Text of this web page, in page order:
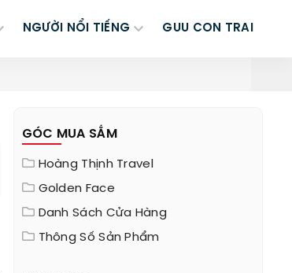
NGƯỜI NỔI TIẾNG GUU CON TRAI
GÓC MUA SẮM
Hoàng Thịnh Travel
Golden Face
Danh Sách Cửa Hàng
Thông Số Sản Phẩm